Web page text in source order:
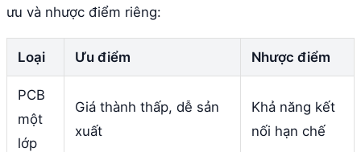
ưu và nhược điểm riêng:
Loại Ưu điểm Nhược điểm
PCB
một
lớp
Giá thành thấp, dễ sản
xuất
Khả năng kết
nối hạn chế